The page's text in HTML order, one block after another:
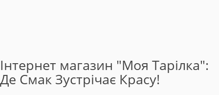
Інтернет магазин "Моя Тарілка":
Де Смак Зустрічає Красу!